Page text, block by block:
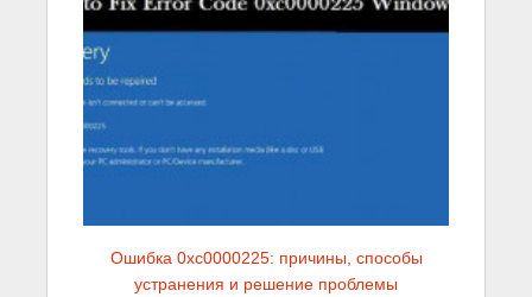
Ошибка 0xc0000225: причины, способы
устранения и решение проблемы